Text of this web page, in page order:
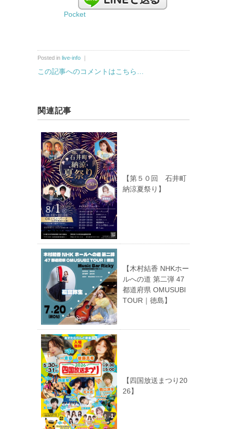
Pocket
Posted in live-info ｜
この記事へのコメントはこちら…
関連記事
【第５０回 石井町
納涼夏祭り】
【木村結香 NHKホー
ルへの道 第二弾 47
都道府県 OMUSUBI
TOUR｜徳島】
【四国放送まつり20
26】